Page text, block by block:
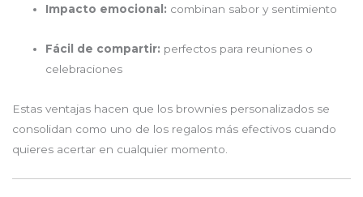
Impacto emocional: combinan sabor y sentimiento
Fácil de compartir: perfectos para reuniones o
celebraciones
Estas ventajas hacen que los brownies personalizados se
consolidan como uno de los regalos más efectivos cuando
quieres acertar en cualquier momento.